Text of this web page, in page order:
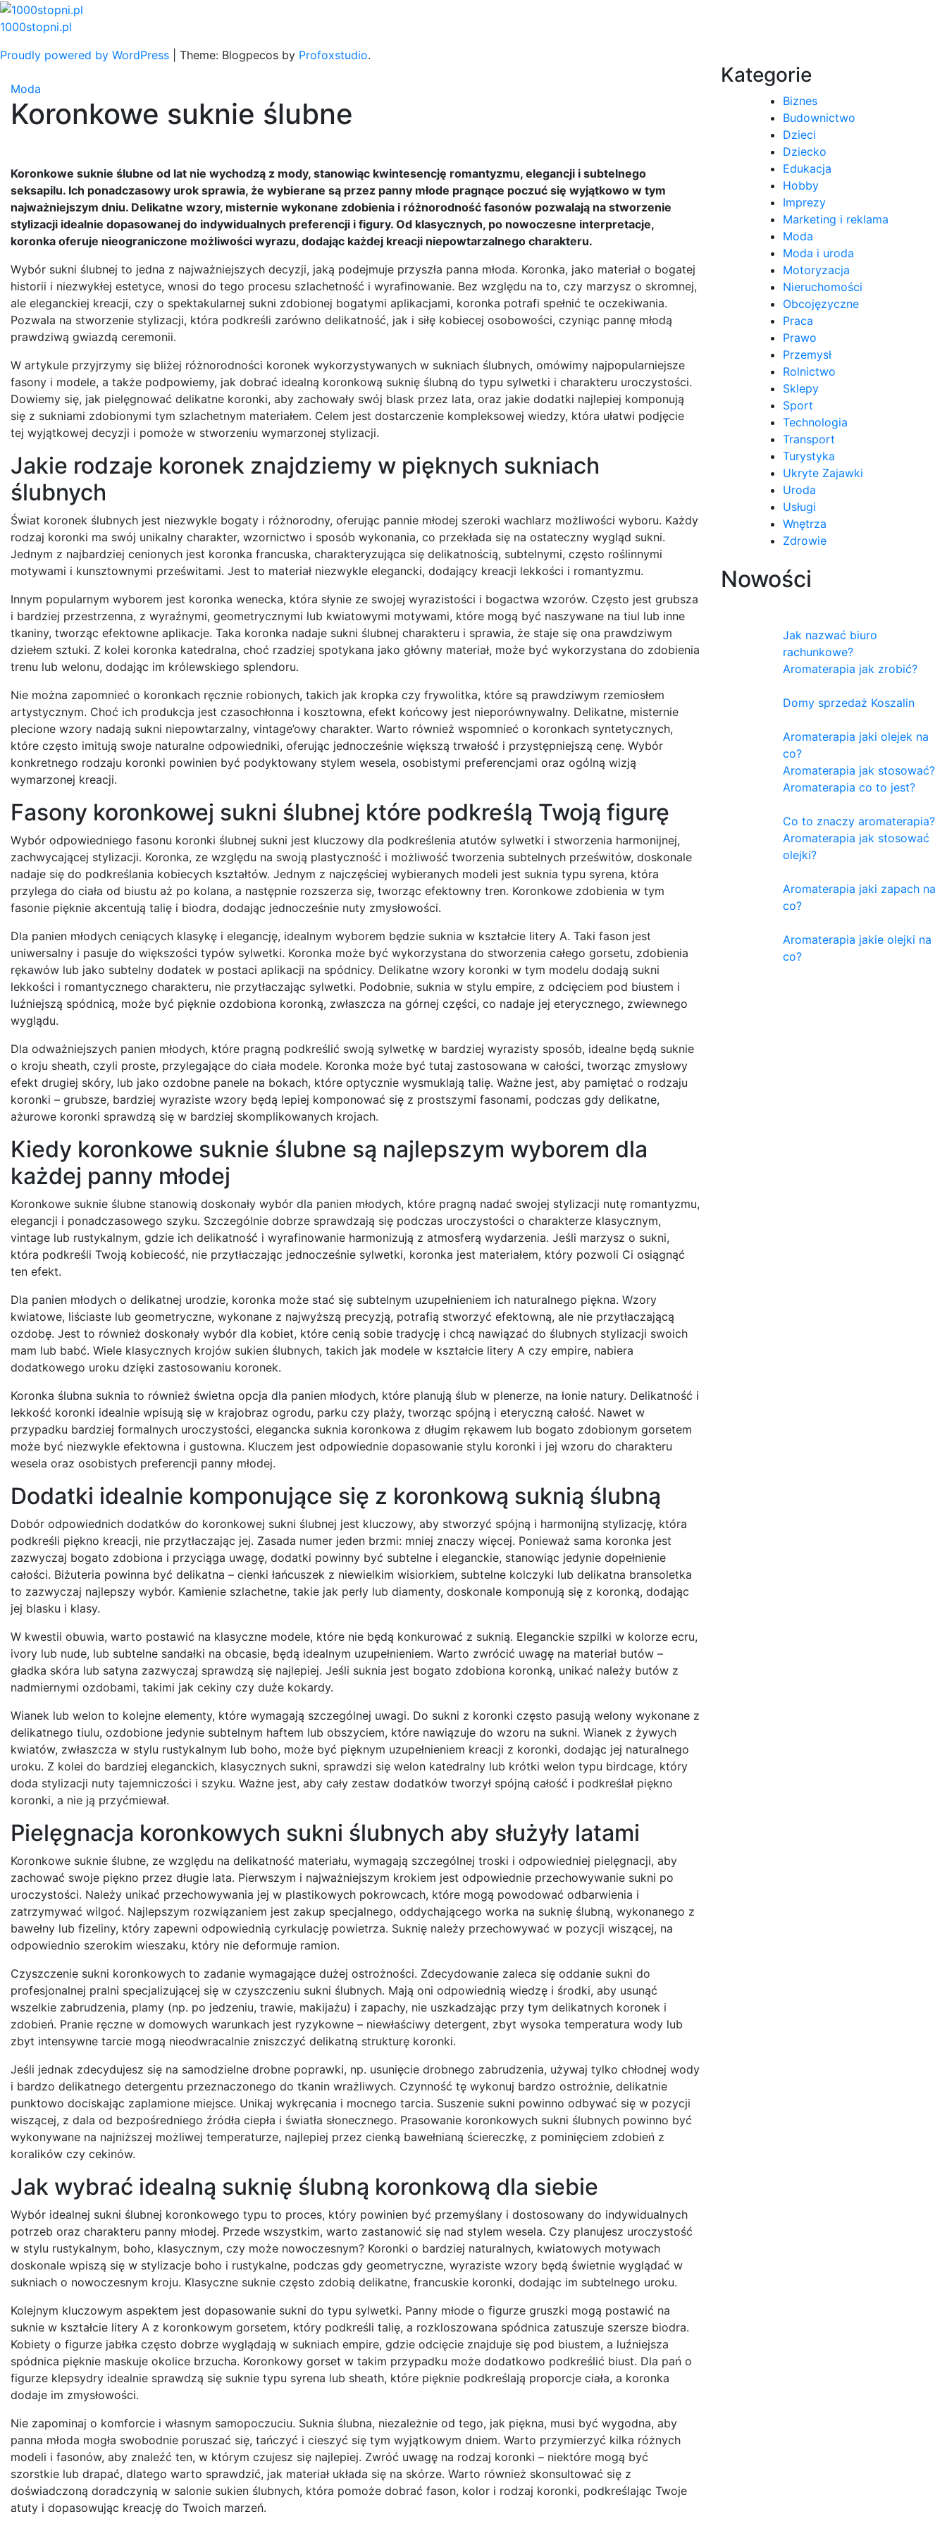
Skip
to
1000stopni.pl
Proudly powered by WordPress
Theme: Blogpecos by Profoxstudio.
Moda
Koronkowe suknie ślubne
Koronkowe suknie ślubne od lat nie wychodzą z mody, stanowiąc kwintesencję romantyzmu, elegancji i subtelnego
seksapilu. Ich ponadczasowy urok sprawia, że wybierane są przez panny młode pragnące poczuć się wyjątkowo w tym
najważniejszym dniu. Delikatne wzory, misternie wykonane zdobienia i różnorodność fasonów pozwalają na stworzenie
stylizacji idealnie dopasowanej do indywidualnych preferencji i figury. Od klasycznych, po nowoczesne interpretacje,
koronka oferuje nieograniczone możliwości wyrazu, dodając każdej kreacji niepowtarzalnego charakteru.
Wybór sukni ślubnej to jedna z najważniejszych decyzji, jaką podejmuje przyszła panna młoda. Koronka, jako materiał o bogatej
historii i niezwykłej estetyce, wnosi do tego procesu szlachetność i wyrafinowanie. Bez względu na to, czy marzysz o skromnej,
ale eleganckiej kreacji, czy o spektakularnej sukni zdobionej bogatymi aplikacjami, koronka potrafi spełnić te oczekiwania.
Pozwala na stworzenie stylizacji, która podkreśli zarówno delikatność, jak i siłę kobiecej osobowości, czyniąc pannę młodą
prawdziwą gwiazdą ceremonii.
W artykule przyjrzymy się bliżej różnorodności koronek wykorzystywanych w sukniach ślubnych, omówimy najpopularniejsze
fasony i modele, a także podpowiemy, jak dobrać idealną koronkową suknię ślubną do typu sylwetki i charakteru uroczystości.
Dowiemy się, jak pielęgnować delikatne koronki, aby zachowały swój blask przez lata, oraz jakie dodatki najlepiej komponują
się z sukniami zdobionymi tym szlachetnym materiałem. Celem jest dostarczenie kompleksowej wiedzy, która ułatwi podjęcie
tej wyjątkowej decyzji i pomoże w stworzeniu wymarzonej stylizacji.
Jakie rodzaje koronek znajdziemy w pięknych sukniach
ślubnych
Świat koronek ślubnych jest niezwykle bogaty i różnorodny, oferując pannie młodej szeroki wachlarz możliwości wyboru. Każdy
rodzaj koronki ma swój unikalny charakter, wzornictwo i sposób wykonania, co przekłada się na ostateczny wygląd sukni.
Jednym z najbardziej cenionych jest koronka francuska, charakteryzująca się delikatnością, subtelnymi, często roślinnymi
motywami i kunsztownymi prześwitami. Jest to materiał niezwykle elegancki, dodający kreacji lekkości i romantyzmu.
Innym popularnym wyborem jest koronka wenecka, która słynie ze swojej wyrazistości i bogactwa wzorów. Często jest grubsza
i bardziej przestrzenna, z wyraźnymi, geometrycznymi lub kwiatowymi motywami, które mogą być naszywane na tiul lub inne
tkaniny, tworząc efektowne aplikacje. Taka koronka nadaje sukni ślubnej charakteru i sprawia, że staje się ona prawdziwym
dziełem sztuki. Z kolei koronka katedralna, choć rzadziej spotykana jako główny materiał, może być wykorzystana do zdobienia
trenu lub welonu, dodając im królewskiego splendoru.
Nie można zapomnieć o koronkach ręcznie robionych, takich jak kropka czy frywolitka, które są prawdziwym rzemiosłem
artystycznym. Choć ich produkcja jest czasochłonna i kosztowna, efekt końcowy jest nieporównywalny. Delikatne, misternie
plecione wzory nadają sukni niepowtarzalny, vintage’owy charakter. Warto również wspomnieć o koronkach syntetycznych,
które często imitują swoje naturalne odpowiedniki, oferując jednocześnie większą trwałość i przystępniejszą cenę. Wybór
konkretnego rodzaju koronki powinien być podyktowany stylem wesela, osobistymi preferencjami oraz ogólną wizją
wymarzonej kreacji.
Fasony koronkowej sukni ślubnej które podkreślą Twoją figurę
Wybór odpowiedniego fasonu koronki ślubnej sukni jest kluczowy dla podkreślenia atutów sylwetki i stworzenia harmonijnej,
zachwycającej stylizacji. Koronka, ze względu na swoją plastyczność i możliwość tworzenia subtelnych prześwitów, doskonale
nadaje się do podkreślania kobiecych kształtów. Jednym z najczęściej wybieranych modeli jest suknia typu syrena, która
przylega do ciała od biustu aż po kolana, a następnie rozszerza się, tworząc efektowny tren. Koronkowe zdobienia w tym
fasonie pięknie akcentują talię i biodra, dodając jednocześnie nuty zmysłowości.
Dla panien młodych ceniących klasykę i elegancję, idealnym wyborem będzie suknia w kształcie litery A. Taki fason jest
uniwersalny i pasuje do większości typów sylwetki. Koronka może być wykorzystana do stworzenia całego gorsetu, zdobienia
rękawów lub jako subtelny dodatek w postaci aplikacji na spódnicy. Delikatne wzory koronki w tym modelu dodają sukni
lekkości i romantycznego charakteru, nie przytłaczając sylwetki. Podobnie, suknia w stylu empire, z odcięciem pod biustem i
luźniejszą spódnicą, może być pięknie ozdobiona koronką, zwłaszcza na górnej części, co nadaje jej eterycznego, zwiewnego
wyglądu.
Dla odważniejszych panien młodych, które pragną podkreślić swoją sylwetkę w bardziej wyrazisty sposób, idealne będą suknie
o kroju sheath, czyli proste, przylegające do ciała modele. Koronka może być tutaj zastosowana w całości, tworząc zmysłowy
efekt drugiej skóry, lub jako ozdobne panele na bokach, które optycznie wysmuklają talię. Ważne jest, aby pamiętać o rodzaju
koronki – grubsze, bardziej wyraziste wzory będą lepiej komponować się z prostszymi fasonami, podczas gdy delikatne,
ażurowe koronki sprawdzą się w bardziej skomplikowanych krojach.
Kiedy koronkowe suknie ślubne są najlepszym wyborem dla
każdej panny młodej
Koronkowe suknie ślubne stanowią doskonały wybór dla panien młodych, które pragną nadać swojej stylizacji nutę romantyzmu,
elegancji i ponadczasowego szyku. Szczególnie dobrze sprawdzają się podczas uroczystości o charakterze klasycznym,
vintage lub rustykalnym, gdzie ich delikatność i wyrafinowanie harmonizują z atmosferą wydarzenia. Jeśli marzysz o sukni,
która podkreśli Twoją kobiecość, nie przytłaczając jednocześnie sylwetki, koronka jest materiałem, który pozwoli Ci osiągnąć
ten efekt.
Dla panien młodych o delikatnej urodzie, koronka może stać się subtelnym uzupełnieniem ich naturalnego piękna. Wzory
kwiatowe, liściaste lub geometryczne, wykonane z najwyższą precyzją, potrafią stworzyć efektowną, ale nie przytłaczającą
ozdobę. Jest to również doskonały wybór dla kobiet, które cenią sobie tradycję i chcą nawiązać do ślubnych stylizacji swoich
mam lub babć. Wiele klasycznych krojów sukien ślubnych, takich jak modele w kształcie litery A czy empire, nabiera
dodatkowego uroku dzięki zastosowaniu koronek.
Koronka ślubna suknia to również świetna opcja dla panien młodych, które planują ślub w plenerze, na łonie natury. Delikatność i
lekkość koronki idealnie wpisują się w krajobraz ogrodu, parku czy plaży, tworząc spójną i eteryczną całość. Nawet w
przypadku bardziej formalnych uroczystości, elegancka suknia koronkowa z długim rękawem lub bogato zdobionym gorsetem
może być niezwykle efektowna i gustowna. Kluczem jest odpowiednie dopasowanie stylu koronki i jej wzoru do charakteru
wesela oraz osobistych preferencji panny młodej.
Dodatki idealnie komponujące się z koronkową suknią ślubną
Dobór odpowiednich dodatków do koronkowej sukni ślubnej jest kluczowy, aby stworzyć spójną i harmonijną stylizację, która
podkreśli piękno kreacji, nie przytłaczając jej. Zasada numer jeden brzmi: mniej znaczy więcej. Ponieważ sama koronka jest
zazwyczaj bogato zdobiona i przyciąga uwagę, dodatki powinny być subtelne i eleganckie, stanowiąc jedynie dopełnienie
całości. Biżuteria powinna być delikatna – cienki łańcuszek z niewielkim wisiorkiem, subtelne kolczyki lub delikatna bransoletka
to zazwyczaj najlepszy wybór. Kamienie szlachetne, takie jak perły lub diamenty, doskonale komponują się z koronką, dodając
jej blasku i klasy.
W kwestii obuwia, warto postawić na klasyczne modele, które nie będą konkurować z suknią. Eleganckie szpilki w kolorze ecru,
ivory lub nude, lub subtelne sandałki na obcasie, będą idealnym uzupełnieniem. Warto zwrócić uwagę na materiał butów –
gładka skóra lub satyna zazwyczaj sprawdzą się najlepiej. Jeśli suknia jest bogato zdobiona koronką, unikać należy butów z
nadmiernymi ozdobami, takimi jak cekiny czy duże kokardy.
Wianek lub welon to kolejne elementy, które wymagają szczególnej uwagi. Do sukni z koronki często pasują welony wykonane z
delikatnego tiulu, ozdobione jedynie subtelnym haftem lub obszyciem, które nawiązuje do wzoru na sukni. Wianek z żywych
kwiatów, zwłaszcza w stylu rustykalnym lub boho, może być pięknym uzupełnieniem kreacji z koronki, dodając jej naturalnego
uroku. Z kolei do bardziej eleganckich, klasycznych sukni, sprawdzi się welon katedralny lub krótki welon typu birdcage, który
doda stylizacji nuty tajemniczości i szyku. Ważne jest, aby cały zestaw dodatków tworzył spójną całość i podkreślał piękno
koronki, a nie ją przyćmiewał.
Pielęgnacja koronkowych sukni ślubnych aby służyły latami
Koronkowe suknie ślubne, ze względu na delikatność materiału, wymagają szczególnej troski i odpowiedniej pielęgnacji, aby
zachować swoje piękno przez długie lata. Pierwszym i najważniejszym krokiem jest odpowiednie przechowywanie sukni po
uroczystości. Należy unikać przechowywania jej w plastikowych pokrowcach, które mogą powodować odbarwienia i
zatrzymywać wilgoć. Najlepszym rozwiązaniem jest zakup specjalnego, oddychającego worka na suknię ślubną, wykonanego z
bawełny lub fizeliny, który zapewni odpowiednią cyrkulację powietrza. Suknię należy przechowywać w pozycji wiszącej, na
odpowiednio szerokim wieszaku, który nie deformuje ramion.
Czyszczenie sukni koronkowych to zadanie wymagające dużej ostrożności. Zdecydowanie zaleca się oddanie sukni do
profesjonalnej pralni specjalizującej się w czyszczeniu sukni ślubnych. Mają oni odpowiednią wiedzę i środki, aby usunąć
wszelkie zabrudzenia, plamy (np. po jedzeniu, trawie, makijażu) i zapachy, nie uszkadzając przy tym delikatnych koronek i
zdobień. Pranie ręczne w domowych warunkach jest ryzykowne – niewłaściwy detergent, zbyt wysoka temperatura wody lub
zbyt intensywne tarcie mogą nieodwracalnie zniszczyć delikatną strukturę koronki.
Jeśli jednak zdecydujesz się na samodzielne drobne poprawki, np. usunięcie drobnego zabrudzenia, używaj tylko chłodnej wody
i bardzo delikatnego detergentu przeznaczonego do tkanin wrażliwych. Czynność tę wykonuj bardzo ostrożnie, delikatnie
punktowo dociskając zaplamione miejsce. Unikaj wykręcania i mocnego tarcia. Suszenie sukni powinno odbywać się w pozycji
wiszącej, z dala od bezpośredniego źródła ciepła i światła słonecznego. Prasowanie koronkowych sukni ślubnych powinno być
wykonywane na najniższej możliwej temperaturze, najlepiej przez cienką bawełnianą ściereczkę, z pominięciem zdobień z
koralików czy cekinów.
Jak wybrać idealną suknię ślubną koronkową dla siebie
Wybór idealnej sukni ślubnej koronkowego typu to proces, który powinien być przemyślany i dostosowany do indywidualnych
potrzeb oraz charakteru panny młodej. Przede wszystkim, warto zastanowić się nad stylem wesela. Czy planujesz uroczystość
w stylu rustykalnym, boho, klasycznym, czy może nowoczesnym? Koronki o bardziej naturalnych, kwiatowych motywach
doskonale wpiszą się w stylizacje boho i rustykalne, podczas gdy geometryczne, wyraziste wzory będą świetnie wyglądać w
sukniach o nowoczesnym kroju. Klasyczne suknie często zdobią delikatne, francuskie koronki, dodając im subtelnego uroku.
Kolejnym kluczowym aspektem jest dopasowanie sukni do typu sylwetki. Panny młode o figurze gruszki mogą postawić na
suknie w kształcie litery A z koronkowym gorsetem, który podkreśli talię, a rozkloszowana spódnica zatuszuje szersze biodra.
Kobiety o figurze jabłka często dobrze wyglądają w sukniach empire, gdzie odcięcie znajduje się pod biustem, a luźniejsza
spódnica pięknie maskuje okolice brzucha. Koronkowy gorset w takim przypadku może dodatkowo podkreślić biust. Dla pań o
figurze klepsydry idealnie sprawdzą się suknie typu syrena lub sheath, które pięknie podkreślają proporcje ciała, a koronka
dodaje im zmysłowości.
Nie zapominaj o komforcie i własnym samopoczuciu. Suknia ślubna, niezależnie od tego, jak piękna, musi być wygodna, aby
panna młoda mogła swobodnie poruszać się, tańczyć i cieszyć się tym wyjątkowym dniem. Warto przymierzyć kilka różnych
modeli i fasonów, aby znaleźć ten, w którym czujesz się najlepiej. Zwróć uwagę na rodzaj koronki – niektóre mogą być
szorstkie lub drapać, dlatego warto sprawdzić, jak materiał układa się na skórze. Warto również skonsultować się z
doświadczoną doradczynią w salonie sukien ślubnych, która pomoże dobrać fason, kolor i rodzaj koronki, podkreślając Twoje
atuty i dopasowując kreację do Twoich marzeń.
Kategorie
Biznes
Budownictwo
Dzieci
Dziecko
Edukacja
Hobby
Imprezy
Marketing i reklama
Moda
Moda i uroda
Motoryzacja
Nieruchomości
Obcojęzyczne
Praca
Prawo
Przemysł
Rolnictwo
Sklepy
Sport
Technologia
Transport
Turystyka
Ukryte Zajawki
Uroda
Usługi
Wnętrza
Zdrowie
Nowości
Jak nazwać biuro
rachunkowe?
Aromaterapia jak zrobić?
Domy sprzedaż Koszalin
Aromaterapia jaki olejek na
co?
Aromaterapia jak stosować?
Aromaterapia co to jest?
Co to znaczy aromaterapia?
Aromaterapia jak stosować
olejki?
Aromaterapia jaki zapach na
co?
Aromaterapia jakie olejki na
co?